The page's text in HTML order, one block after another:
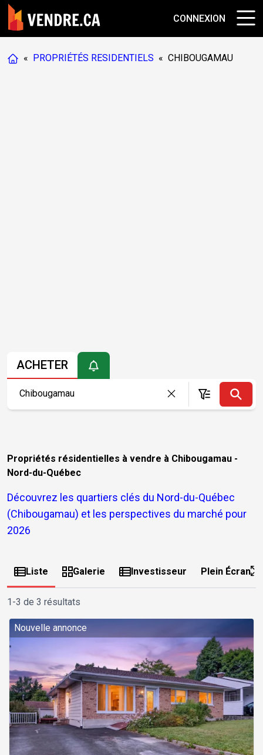
CONNEXION
« PROPRIÉTÉS RESIDENTIELS « CHIBOUGAMAU
ACHETER
Propriétés résidentielles à vendre à Chibougamau -
Nord-du-Québec
Découvrez les quartiers clés du Nord-du-Québec
(Chibougamau) et les perspectives du marché pour
2026
Liste Galerie Investisseur Plein Écran
1-3 de 3 résultats
Nouvelle annonce